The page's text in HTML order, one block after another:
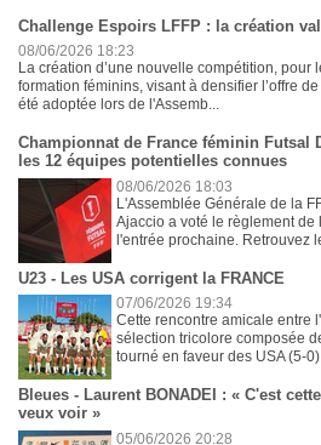
Challenge Espoirs LFFP : la création
08/06/2026 18:23
La création d’une nouvelle compétition, pour
formation féminins, visant à densifier l’offre
été adoptée lors de l'Assemb...
Championnat de France féminin Futsal
les 12 équipes potentielles connues
08/06/2026 18:03
L'Assemblée Générale de la
Ajaccio a voté le règlement
l'entrée prochaine. Retrouvez
U23 - Les USA corrigent la FRANCE
07/06/2026 19:34
Cette rencontre amicale entre
sélection tricolore composée
tourné en faveur des USA (5-
Bleues - Laurent BONADEI : « C'est
veux voir »
05/06/2026 20:28